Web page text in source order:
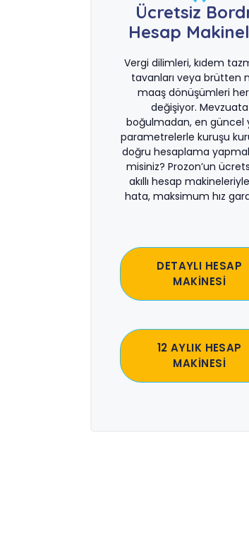
Ücretsiz
Hesap
Vergi dilimleri, kıdem
tavanları veya brütten
maaş dönüşümleri her
değişiyor. Mevzuata
boğulmadan, en güncel
parametrelerle kuruşu
doğru hesaplama
misiniz? Prozon’un
akıllı hesap makineleriyle
hata, maksimum hız
DETAYLI HESAP
MAKİNESİ
12 AYLIK HESAP
MAKİNESİ